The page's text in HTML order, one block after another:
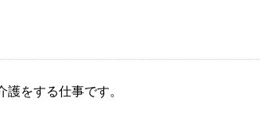
をする仕事です。